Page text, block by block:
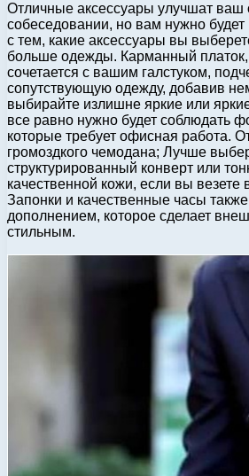
Отличные аксессуары улучшат ваш
собеседовании, но вам нужно будет
с тем, какие аксессуары вы
больше одежды. Карманный
сочетается с вашим галстуком,
сопутствующую одежду, добавив
выбирайте излишне яркие или
все равно нужно будет соблюдать
которые требует офисная работа.
громоздкого чемодана; Лучше
структурированный конверт или
качественной кожи, если вы
Запонки и качественные часы
дополнением, которое сделает
стильным.